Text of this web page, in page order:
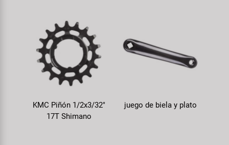
KMC Piñón 1/2x3/32"
17T Shimano
juego de biela y plato